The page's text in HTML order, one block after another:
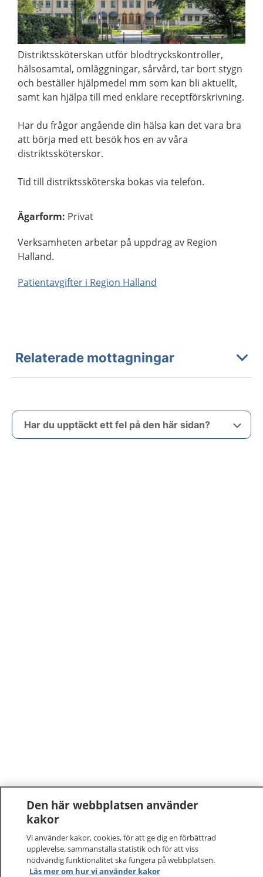
Distriktssköterskan utför blodtryckskontroller,
hälsosamtal, omläggningar, sårvård, tar bort stygn
och beställer hjälpmedel mm som kan bli aktuellt,
samt kan hjälpa till med enklare receptförskrivning.
Har du frågor angående din hälsa kan det vara bra
att börja med ett besök hos en av våra
distriktssköterskor.
Tid till distriktssköterska bokas via telefon.
Ägarform: Privat
Verksamheten arbetar på uppdrag av Region
Halland.
Patientavgifter i Region Halland
Relaterade mottagningar
Har du upptäckt ett fel på den här sidan?
Den här webbplatsen använder
kakor
Vi använder kakor, cookies, för att ge dig en förbättrad
upplevelse, sammanställa statistik och för att viss
nödvändig funktionalitet ska fungera på webbplatsen.
Läs mer om hur vi använder kakor